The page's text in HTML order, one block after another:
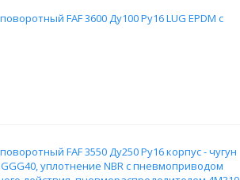
FAF 3600 Ду100 Ру16 LUG EPDM с
FAF 3550 Ду250 Ру16 корпус - чугун
GGG40, уплотнение NBR с пневмоприводом